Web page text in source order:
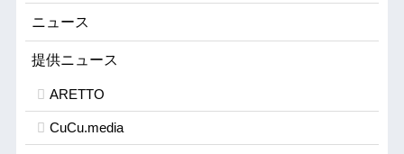
ニュース
提供ニュース
ARETTO
CuCu.media